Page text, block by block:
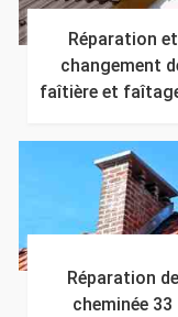
Réparation et
changement
faîtière et
Réparation de
cheminée 33